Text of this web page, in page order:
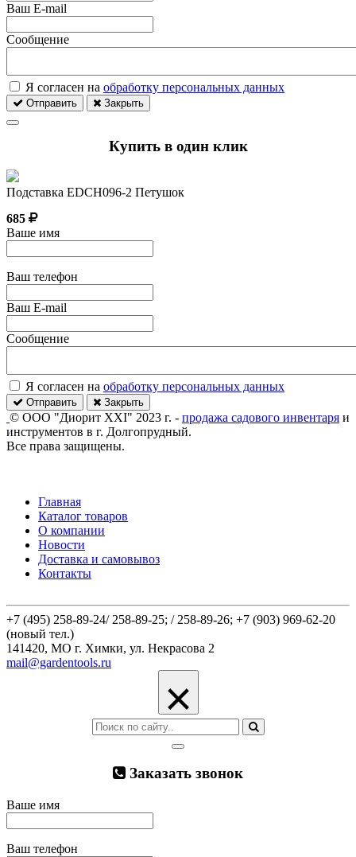
Ваш E-mail
Сообщение
Я согласен на обработку персональных данных
Отправить Закрыть
Купить в один клик
Подставка EDCH096-2 Петушок
685
Ваше имя
Ваш телефон
Ваш E-mail
Сообщение
Я согласен на обработку персональных данных
Отправить Закрыть
© ООО "Диорит XXI" 2023 г. - продажа садового инвентаря и
инструментов в г. Долгопрудный.
Все права защищены.
Главная
Каталог товаров
О компании
Новости
Доставка и самовывоз
Контакты
+7 (495) 258-89-24/ 258-89-25; / 258-89-26; +7 (903) 969-62-20
(новый тел.)
141420, МО г. Химки, ул. Некрасова 2
mail@gardentools.ru
×
Заказать звонок
Ваше имя
Ваш телефон